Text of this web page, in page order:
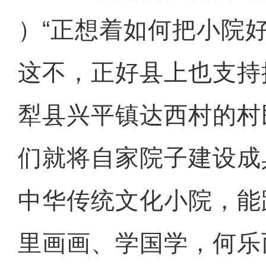
）“正想着如何把小院
这不，正好县上也支
犁县兴平镇达西村的
们就将自家院子建设
中华传统文化小院，
里画画、学国学，何